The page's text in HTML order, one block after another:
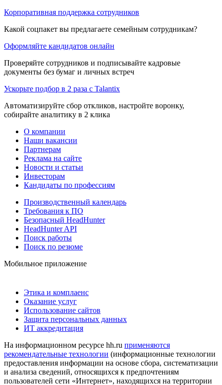
Корпоративная поддержка сотрудников
Какой соцпакет вы предлагаете семейным сотрудникам?
Оформляйте кандидатов онлайн
Проверяйте сотрудников и подписывайте кадровые
документы без бумаг и личных встреч
Ускорьте подбор в 2 раза с Talantix
Автоматизируйте сбор откликов, настройте воронку,
собирайте аналитику в 2 клика
О компании
Наши вакансии
Партнерам
Реклама на сайте
Новости и статьи
Инвесторам
Кандидаты по профессиям
Производственный календарь
Требования к ПО
Безопасный HeadHunter
HeadHunter API
Поиск работы
Поиск по резюме
Мобильное приложение
Этика и комплаенс
Оказание услуг
Использование сайтов
Защита персональных данных
ИТ аккредитация
На информационном ресурсе hh.ru применяются
рекомендательные технологии (информационные технологии
предоставления информации на основе сбора, систематизации
и анализа сведений, относящихся к предпочтениям
пользователей сети «Интернет», находящихся на территории